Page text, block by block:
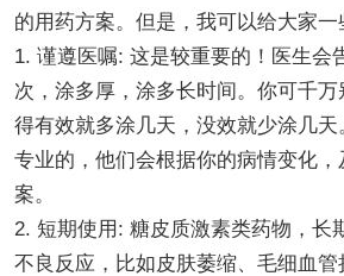
的用药方案。但是，我可以给大家一
1. 谨遵医嘱: 这是较重要的！医生会
次，涂多厚，涂多长时间。你可千
得有效就多涂几天，没效就少涂几
专业的，他们会根据你的病情变化
案。
2. 短期使用: 糖皮质激素类药物，长
不良反应，比如皮肤萎缩、毛细血